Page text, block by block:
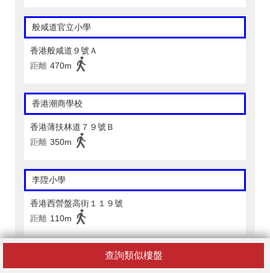
查詢類似樓盤
般咸道官立小學
香港般咸道９號Ａ
距離 470m
香港潮商學校
香港薄扶林道７９號Ｂ
距離 350m
李陞小學
香港西營盤高街１１９號
距離 110m